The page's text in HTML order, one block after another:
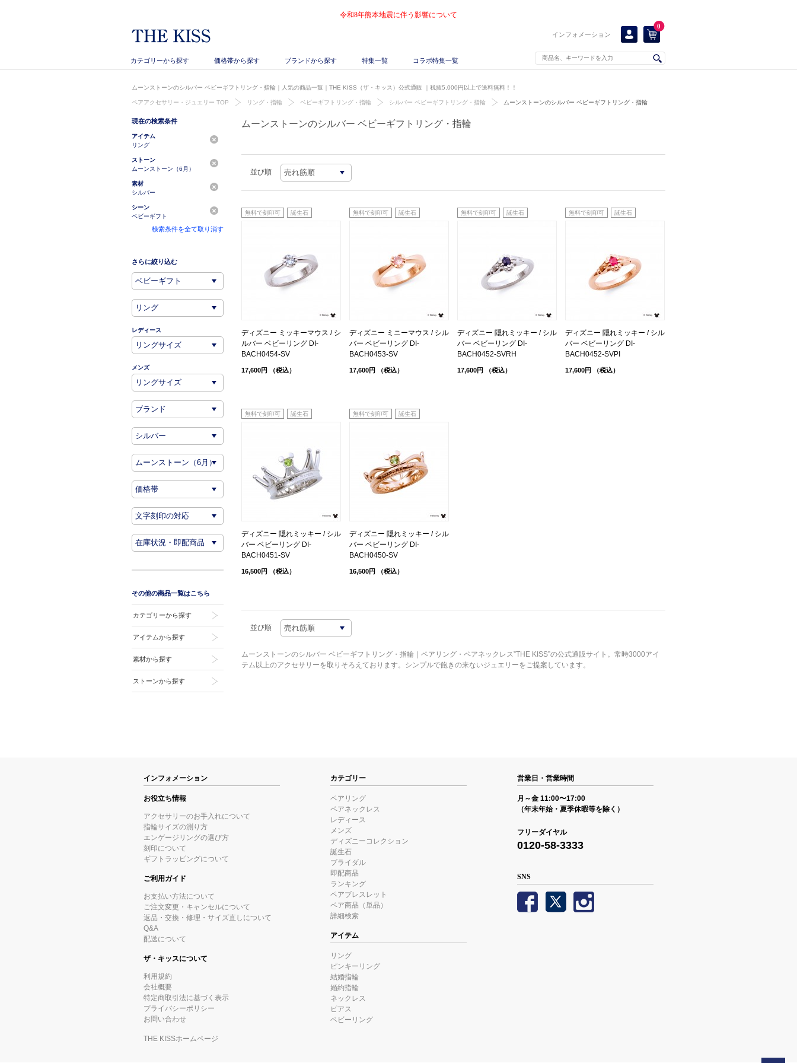
令和8年熊本地震に伴う影響について
インフォメーション
0
カテゴリーから探す 価格帯から探す ブランドから探す 特集一覧 コラボ特集一覧
ムーンストーンのシルバー ベビーギフトリング・指輪｜人気の商品一覧｜THE KISS（ザ・キッス）公式通販 ｜税抜5,000円以上で送料無料！！
ペアアクセサリー・ジュエリー TOP リング・指輪 ベビーギフトリング・指輪 シルバー ベビーギフトリング・指輪 ムーンストーンのシルバー ベビーギフトリング・指輪
ムーンストーンのシルバー ベビーギフトリング・指輪
並び順
無料で刻印可 誕生石
ディズニー ミッキーマウス / シ
ルバー ベビーリング DI-
BACH0454-SV
17,600円 （税込）
無料で刻印可 誕生石
ディズニー ミニーマウス / シル
バー ベビーリング DI-
BACH0453-SV
17,600円 （税込）
無料で刻印可 誕生石
ディズニー 隠れミッキー / シル
バー ベビーリング DI-
BACH0452-SVRH
17,600円 （税込）
無料で刻印可 誕生石
ディズニー 隠れミッキー / シル
バー ベビーリング DI-
BACH0452-SVPI
17,600円 （税込）
無料で刻印可 誕生石
ディズニー 隠れミッキー / シル
バー ベビーリング DI-
BACH0451-SV
16,500円 （税込）
無料で刻印可 誕生石
ディズニー 隠れミッキー / シル
バー ベビーリング DI-
BACH0450-SV
16,500円 （税込）
並び順
ムーンストーンのシルバー ベビーギフトリング・指輪｜ペアリング・ペアネックレス”THE KISS”の公式通販サイト。常時3000アイ
テム以上のアクセサリーを取りそろえております。シンプルで飽きの来ないジュエリーをご提案しています。
現在の検索条件
アイテム
リング
ストーン
ムーンストーン（6月）
素材
シルバー
シーン
ベビーギフト
検索条件を全て取り消す
さらに絞り込む
レディース
メンズ
その他の商品一覧はこちら
カテゴリーから探す
アイテムから探す
素材から探す
ストーンから探す
インフォメーション
お役立ち情報
アクセサリーのお手入れについて
指輪サイズの測り方
エンゲージリングの選び方
刻印について
ギフトラッピングについて
ご利用ガイド
お支払い方法について
ご注文変更・キャンセルについて
返品・交換・修理・サイズ直しについて
Q&A
配送について
ザ・キッスについて
利用規約
会社概要
特定商取引法に基づく表示
プライバシーポリシー
お問い合わせ
THE KISSホームページ
カテゴリー
ペアリング
ペアネックレス
レディース
メンズ
ディズニーコレクション
誕生石
ブライダル
即配商品
ランキング
ペアブレスレット
ペア商品（単品）
詳細検索
アイテム
リング
ピンキーリング
結婚指輪
婚約指輪
ネックレス
ピアス
ベビーリング
営業日・営業時間
月～金 11:00〜17:00
（年末年始・夏季休暇等を除く）
フリーダイヤル
0120-58-3333
SNS